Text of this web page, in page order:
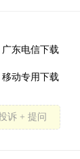
广东电信下载
移动专用下载
诉 + 提问